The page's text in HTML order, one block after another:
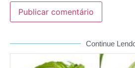
Continue